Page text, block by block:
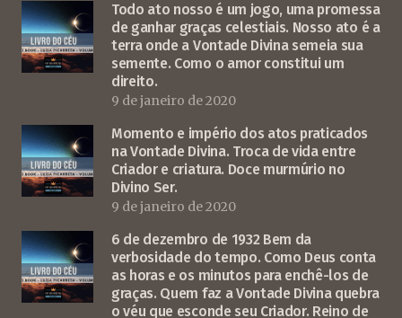
Todo ato nosso é um jogo, uma promessa
de ganhar graças celestiais. Nosso ato é a
terra onde a Vontade Divina semeia sua
semente. Como o amor constitui um
direito.
9 de janeiro de 2020
Momento e império dos atos praticados
na Vontade Divina. Troca de vida entre
Criador e criatura. Doce murmúrio no
Divino Ser.
9 de janeiro de 2020
6 de dezembro de 1932 Bem da
verbosidade do tempo. Como Deus conta
as horas e os minutos para enchê-los de
graças. Quem faz a Vontade Divina quebra
o véu que esconde seu Criador. Reino de